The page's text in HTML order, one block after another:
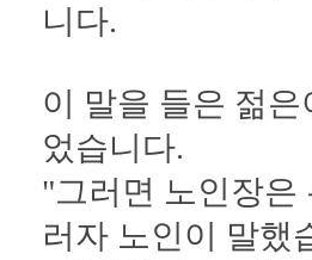
니다.
이 말을 들은 젊
었습니다.
"그러면 노인장은
러자 노인이 말했